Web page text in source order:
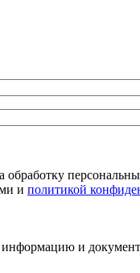
обработку
и политикой
информацию и